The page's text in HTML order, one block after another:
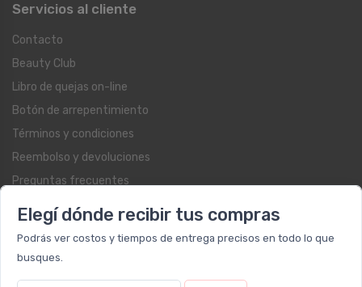
Elegí dónde recibir tus compras
Podrás ver costos y tiempos de entrega precisos en todo lo que
busques.
Servicios al cliente
Contacto
Beauty Club
Libro de quejas on-line
Botón de arrepentimiento
Términos y condiciones
Reembolso y devoluciones
Preguntas frecuentes
Registrate como cliente
Newsletter